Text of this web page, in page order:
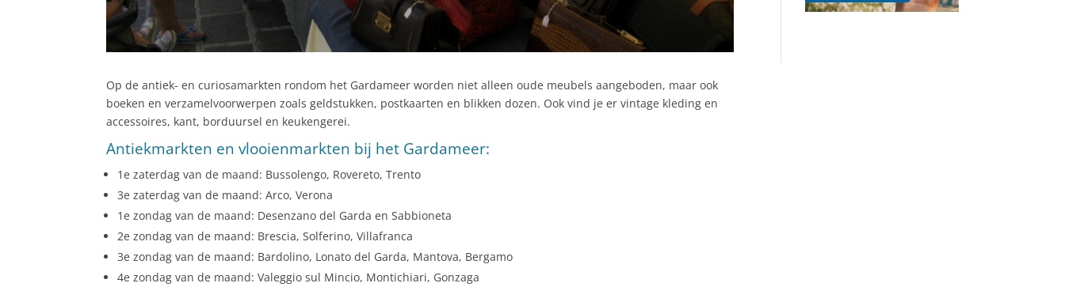
Op de antiek- en curiosamarkten rondom het Gardameer worden niet alleen oude meubels aangeboden, maar ook
boeken en verzamelvoorwerpen zoals geldstukken, postkaarten en blikken dozen. Ook vind je er vintage kleding en
accessoires, kant, borduursel en keukengerei.
Antiekmarkten en vlooienmarkten bij het Gardameer:
1e zaterdag van de maand: Bussolengo, Rovereto, Trento
3e zaterdag van de maand: Arco, Verona
1e zondag van de maand: Desenzano del Garda en Sabbioneta
2e zondag van de maand: Brescia, Solferino, Villafranca
3e zondag van de maand: Bardolino, Lonato del Garda, Mantova, Bergamo
4e zondag van de maand: Valeggio sul Mincio, Montichiari, Gonzaga